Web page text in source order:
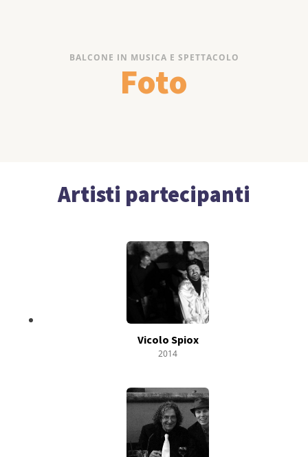
BALCONE IN MUSICA E SPETTACOLO
Foto
Artisti partecipanti
Vicolo Spiox
2014